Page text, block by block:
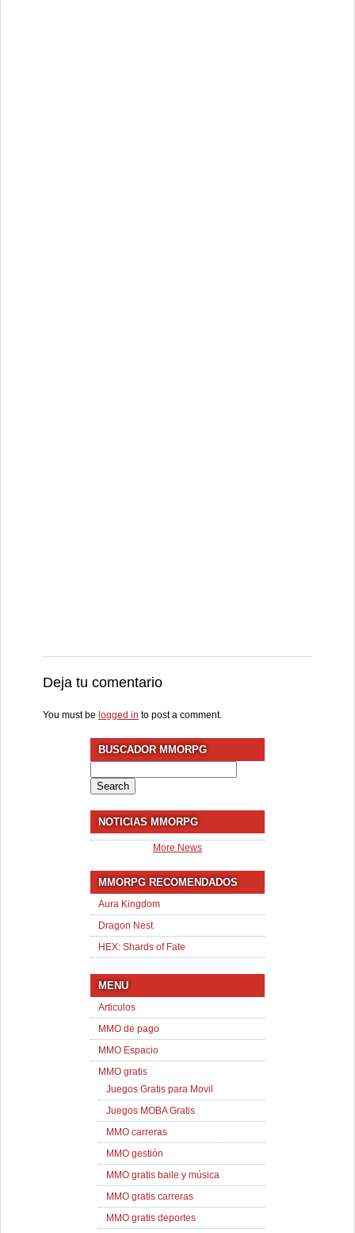
Deja tu comentario
You must be logged in to post a comment.
BUSCADOR MMORPG
for:
NOTICIAS MMORPG
More News
MMORPG RECOMENDADOS
Aura Kingdom
Dragon Nest
HEX: Shards of Fate
MENU
Articulos
MMO de pago
MMO Espacio
MMO gratis
Juegos Gratis para Movil
Juegos MOBA Gratis
MMO carreras
MMO gestión
MMO gratis baile y música
MMO gratis carreras
MMO gratis deportes